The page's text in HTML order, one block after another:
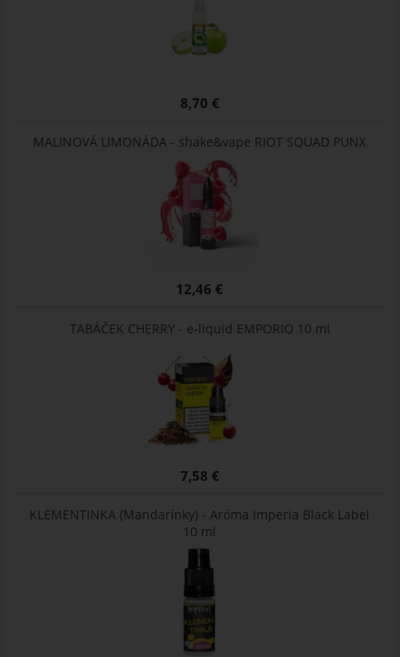
8,70 €
MALINOVÁ LIMONÁDA - shake&vape RIOT SQUAD PUNX
12,46 €
TABÁČEK CHERRY - e-liquid EMPORIO 10 ml
7,58 €
KLEMENTINKA (Mandarínky) - Aróma Imperia Black Label
10 ml